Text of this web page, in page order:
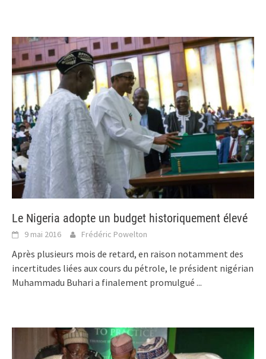
Le Nigeria adopte un budget historiquement élevé
9 mai 2016 Frédéric Powelton
Après plusieurs mois de retard, en raison notamment des
incertitudes liées aux cours du pétrole, le président nigérian
Muhammadu Buhari a finalement promulgué ...